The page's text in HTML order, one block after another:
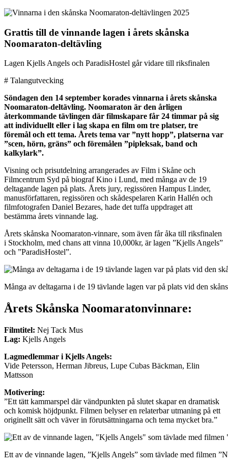
Grattis till de vinnande lagen i årets skånska
Noomaraton-deltävling
Lagen Kjells Angels och ParadisHostel går vidare till riksfinalen
# Talangutvecking
Söndagen den 14 september korades vinnarna i årets skånska
Noomaraton-deltävling. Noomaraton är den årligen
återkommande tävlingen där filmskapare får 24 timmar på sig
att individuellt eller i lag skapa en film om tre platser, tre
föremål och ett tema. Årets tema var ”nytt hopp”, platserna var
”scen, hörn, gräns” och föremålen ”pipleksak, band och
kalkylark”.
Visning och prisutdelning arrangerades av Film i Skåne och
Filmcentrum Syd på biograf Kino i Lund, med många av de 19
deltagande lagen på plats. Årets jury, regissören Hampus Linder,
manusförfattaren, regissören och skådespelaren Karin Hallén och
filmfotografen Daniel Bezares, hade det tuffa uppdraget att
bestämma årets vinnande lag.
Årets skånska Noomaraton-vinnare, som även får åka till riksfinalen
i Stockholm, med chans att vinna 10,000kr, är lagen ”Kjells Angels”
och ”ParadisHostel”.
Många av deltagarna i de 19 tävlande lagen var på plats vid den
Årets Skånska Noomaratonvinnare:
Filmtitel: Nej Tack Mus
Lag: Kjells Angels
Lagmedlemmar i Kjells Angels:
Vide Petersson, Herman Jibreus, Lupe Cubas Bäckman, Elin
Mattsson
Motivering:
”Ett tätt kammarspel där vändpunkten på slutet skapar en dramatisk
och komisk höjdpunkt. Filmen belyser en relaterbar utmaning på ett
originellt sätt och väver in förutsättningarna och tema mycket bra.”
Ett av de vinnande lagen, ”Kjells Angels” som tävlade med filmen